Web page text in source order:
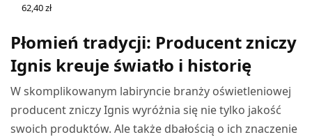
62,40zł
Płomień tradycji: Producent zniczy
Ignis kreuje światło i historię
W skomplikowanym labiryncie branży oświetleniowej
producent zniczy Ignis wyróżnia się nie tylko jakość
swoich produktów. Ale także dbałością o ich znaczenie